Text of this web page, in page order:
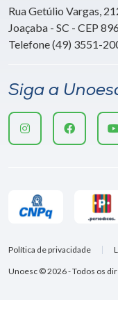
Rua Getúlio Vargas,
Joaçaba - SC - CEP
Telefone (49) 3551-
Siga a
Unoesc © 2026 - Todos os
Política de privacidade